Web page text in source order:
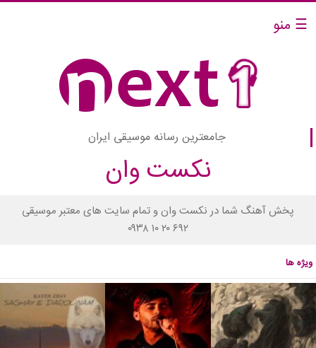
☰ منو
جامعترین رسانه موسیقی ایران
نکست وان
پخش آهنگ شما در نکست وان و تمام سایت های معتبر موسیقی
۰۹۳۸ ۱۰ ۲۰ ۶۹۲
ویژه ها